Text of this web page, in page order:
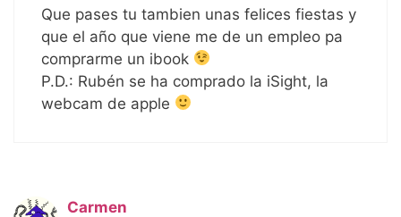
Que pases tu tambien unas felices fiestas y
que el año que viene me de un empleo pa
comprarme un ibook
P.D.: Rubén se ha comprado la iSight, la
webcam de apple
Carmen